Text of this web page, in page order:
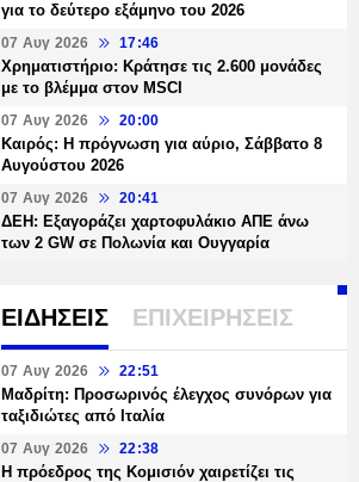
για το δεύτερο εξάμηνο του 2026
07 Αυγ 2026 17:46
Χρηματιστήριο: Κράτησε τις 2.600 μονάδες
με το βλέμμα στον MSCI
07 Αυγ 2026 20:00
Καιρός: Η πρόγνωση για αύριο, Σάββατο 8
Αυγούστου 2026
07 Αυγ 2026 20:41
ΔΕΗ: Εξαγοράζει χαρτοφυλάκιο ΑΠΕ άνω
των 2 GW σε Πολωνία και Ουγγαρία
ΕΙΔΗΣΕΙΣ ΕΠΙΧΕΙΡΗΣΕΙΣ
07 Αυγ 2026 22:51
Μαδρίτη: Προσωρινός έλεγχος συνόρων για
ταξιδιώτες από Ιταλία
07 Αυγ 2026 22:38
Η πρόεδρος της Κομισιόν χαιρετίζει τις